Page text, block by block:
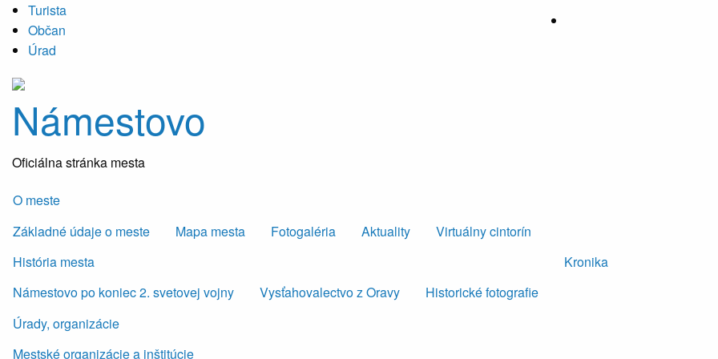
Turista
Občan
Úrad
Námestovo
Oficiálna stránka mesta
O meste
Základné údaje o meste
Mapa mesta Fotogaléria Aktuality
Virtuálny cintorín
História mesta
Námestovo po koniec 2. svetovej vojny
Vysťahovalectvo z Oravy Historické fotografie
Kronika
Úrady, organizácie
Mestské organizácie a inštitúcie